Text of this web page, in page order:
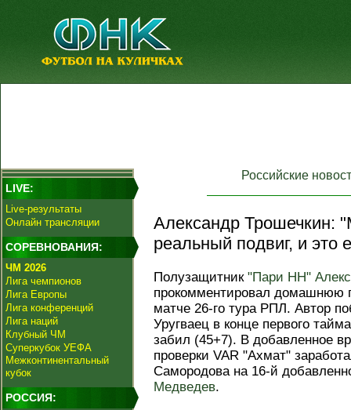
LIVE:
Live-результаты
Онлайн трансляции
СОРЕВНОВАНИЯ:
ЧМ 2026
Лига чемпионов
Лига Европы
Лига конференций
Лига наций
Клубный ЧМ
Суперкубок УЕФА
Межконтинентальный
кубок
РОССИЯ:
Российские
Александр Трошечкин:
реальный подвиг, и это
Полузащитник "Пари НН"
прокомментировал домашнюю
матче 26-го тура РПЛ. Автор
Уругваец в конце первого
забил (45+7). В добавленное
проверки VAR "Ахмат"
Самородова на 16-й
Медведев.